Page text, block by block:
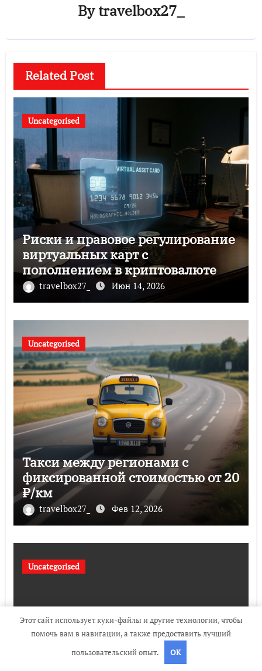
Bytravelbox27_
Related Post
Uncategorised
Риски и правовое регулирование
виртуальных карт с
пополнением в криптовалюте
travelbox27_ Июн 14, 2026
Uncategorised
Такси между регионами с
фиксированной стоимостью от 20
₽/км
travelbox27_ Фев 12, 2026
Uncategorised
Этот сайт использует куки-файлы и другие технологии, чтобы
помочь вам в навигации, а также предоставить лучший
пользовательский опыт.
OK